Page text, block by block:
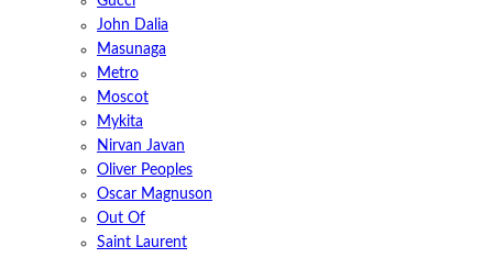
John Dalia
Masunaga
Metro
Moscot
Mykita
Nirvan Javan
Oliver Peoples
Oscar Magnuson
Out Of
Saint Laurent